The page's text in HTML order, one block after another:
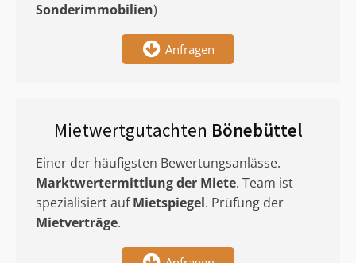
Sonderimmobilien)
Anfragen
Mietwertgutachten Bönebüttel
Einer der häufigsten Bewertungsanlässe.
Marktwertermittlungder Miete. Team ist
spezialisiert aufMietspiegel. Prüfung der
Mietverträge.